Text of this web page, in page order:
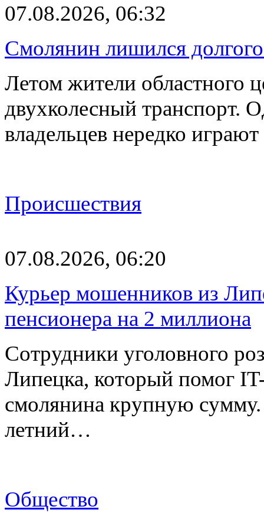
07.08.2026, 06:32
Смолянин лишился
Летом жители областного
двухколесный транспорт.
владельцев нередко
Происшествия
07.08.2026, 06:20
Курьер мошенников из
пенсионера на 2 миллиона
Сотрудники уголовного
Липецка, который помог
смолянина крупную
летний…
Общество